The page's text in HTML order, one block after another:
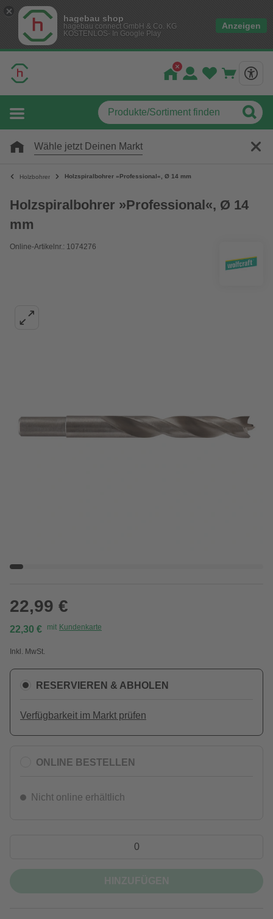
hagebau shop
hagebau connect GmbH & Co. KG
KOSTENLOS- In Google Play
Anzeigen
Wähle jetzt Deinen Markt
Holzbohrer Holzspiralbohrer »Professional«, Ø 14 mm
Holzspiralbohrer »Professional«, Ø 14
mm
Online-Artikelnr.: 1074276
22,99 €
22,30 € mit Kundenkarte
Inkl. MwSt.
RESERVIEREN & ABHOLEN
Verfügbarkeit im Markt prüfen
ONLINE BESTELLEN
Nicht online erhältlich